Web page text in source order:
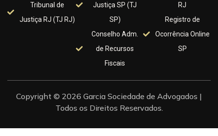
Tribunal de
Justiça RJ (TJ RJ)
Justiça SP (TJ
SP)
Conselho Adm.
de Recursos
Fiscais
RJ
Registro de
Ocorrência Online
SP
Copyright © 2026 Garcia Sociedade de Advogados |
Todos os Direitos Reservados.